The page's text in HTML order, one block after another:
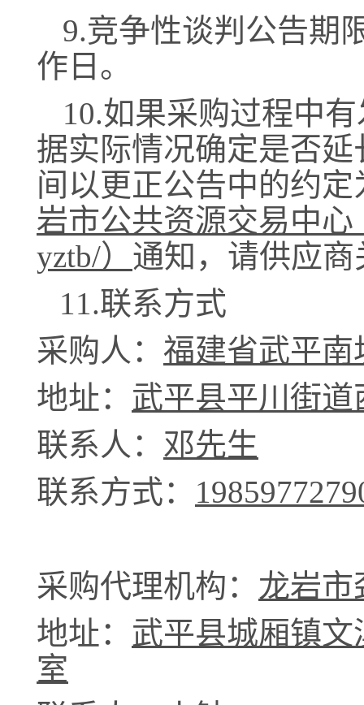
9.竞争性谈判公告期
作日 。
10.如果采购过程中
据实际情况确定是否
间以更正公告中的约
岩市公共资源交易中心
yztb/） 通知 ，请供应
11.联系方式
采购人： 福建省武平南
地址： 武平县平川街道
联系人： 邓先生
联系方式：
采购代理机构： 龙岩市
地址： 武平县城厢镇文
室